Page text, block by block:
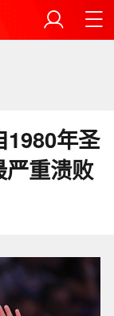
1980年圣
重溃败